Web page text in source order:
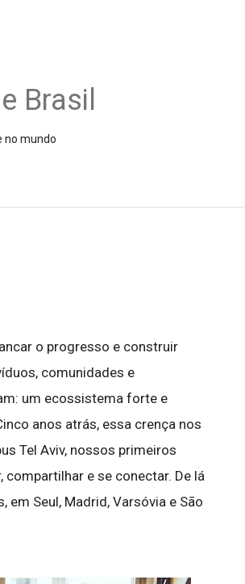
Brasil
no mundo
o progresso e construir
comunidades e
um ecossistema forte e
anos atrás, essa crença nos
Tel Aviv, nossos primeiros
e se conectar. De lá
Seul, Madrid, Varsóvia e São